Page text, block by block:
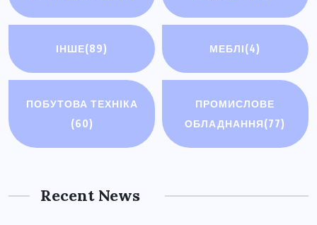
ІНШЕ(89) МЕБЛІ(4)
ПОБУТОВА ТЕХНІКА
(60)
ПРОМИСЛОВЕ
ОБЛАДНАННЯ(77)
Recent News